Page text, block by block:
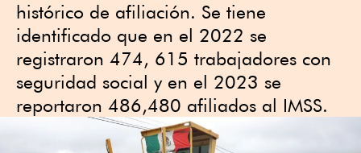
histórico de afiliación. Se tiene
identificado que en el 2022 se
registraron 474, 615 trabajadores con
seguridad social y en el 2023 se
reportaron 486,480 afiliados al IMSS.